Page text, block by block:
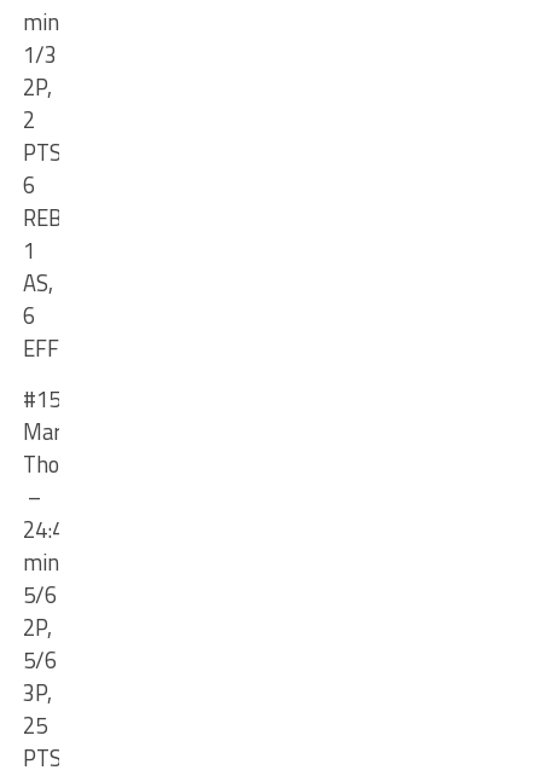
min
1/3
2P,
2
PTS,
6
REB,
1
AS,
6
EFF
#15
Marcus
Thornton
–
24:48
min
5/6
2P,
5/6
3P,
25
PTS,